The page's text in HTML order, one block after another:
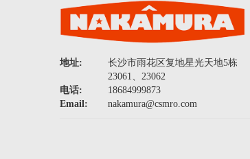
地址:
长沙市雨花区复地星光天地5栋
23061、23062
电话:
18684999873
Email:
nakamura@csmro.com